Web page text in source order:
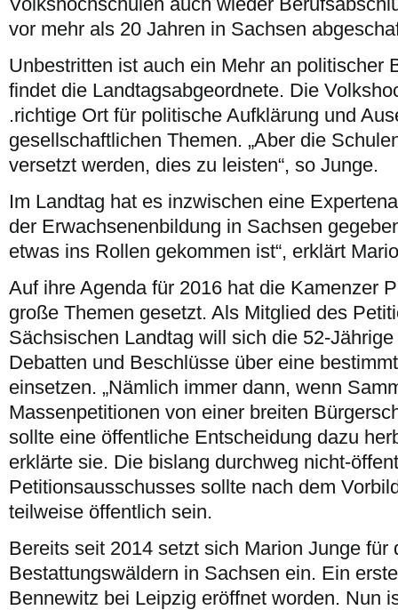
vor mehr als 20 Jahren in Sachsen
Unbestritten ist auch ein Mehr an politischer
findet die Landtagsabgeordnete. Die
.richtige Ort für politische Aufklärung und
gesellschaftlichen Themen. „Aber die
versetzt werden, dies zu leisten“, so Junge.
Im Landtag hat es inzwischen eine
der Erwachsenenbildung in Sachsen
etwas ins Rollen gekommen ist“, erklärt
Auf ihre Agenda für 2016 hat die Kamenzer
große Themen gesetzt. Als Mitglied des
Sächsischen Landtag will sich die 52-
Debatten und Beschlüsse über eine
einsetzen. „Nämlich immer dann, wenn
Massenpetitionen von einer breiten
sollte eine öffentliche Entscheidung dazu
erklärte sie. Die bislang durchweg nicht-
Petitionsausschusses sollte nach dem
teilweise öffentlich sein.
Bereits seit 2014 setzt sich Marion Junge für
Bestattungswäldern in Sachsen ein. Ein
Bennewitz bei Leipzig eröffnet worden. Nun